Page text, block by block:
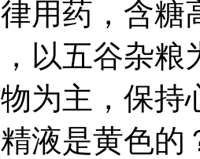
用药，含糖
以五谷杂
为主，保持
液是黄色